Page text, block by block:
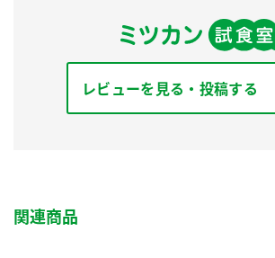
レビューを見る・投稿する
関連商品